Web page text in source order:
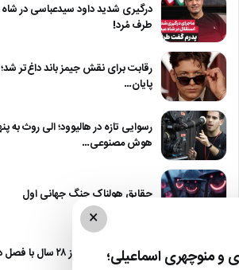
درگیری شدید داود سیدعباسی در
طرف مُرد!
پایان…
رسوایی تازه در هالیوود؛ الی روث به
هوش مصنوعی…
حقایق هولناک جنگ جهانی اول
آژانس دوستی بعد از ۲۸ سال با فصل دوم برمی‌گردد !
×
منوچهری اسماعیلی؛